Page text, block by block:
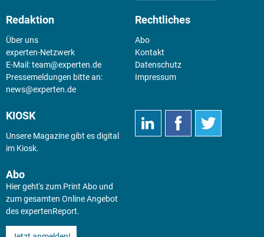
Redaktion
Über uns
experten-Netzwerk
E-Mail:team@experten.de
Pressemeldungen bitte an:
news@experten.de
Rechtliches
Abo
Kontakt
Datenschutz
Impressum
KIOSK
Unsere Magazine gibt es digital
im Kiosk.
Abo
Hier geht's zum Print Abo und
zum gesamten Online Angebot
des expertenReport.